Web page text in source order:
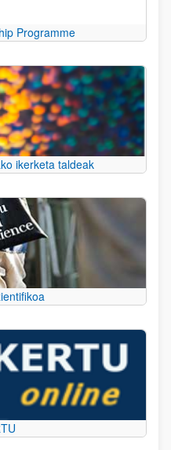
Programme
ikerketa taldeak